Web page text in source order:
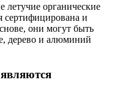
органические
сертифицирована и
они могут быть
дерево и алюминий